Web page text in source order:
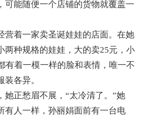
可能随便一个店铺的货物就覆盖一
着一家卖圣诞娃娃的店面。在她
两种规格的娃娃，大的卖25元，小
有着一模一样的脸和表情，唯一不
各异。
正愁眉不展，“太冷清了。”她
有人一样，孙丽娟面前有一台电